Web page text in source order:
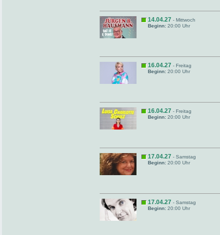
14.04.27 - Mittwoch
Beginn: 20:00 Uhr
16.04.27 - Freitag
Beginn: 20:00 Uhr
16.04.27 - Freitag
Beginn: 20:00 Uhr
17.04.27 - Samstag
Beginn: 20:00 Uhr
17.04.27 - Samstag
Beginn: 20:00 Uhr